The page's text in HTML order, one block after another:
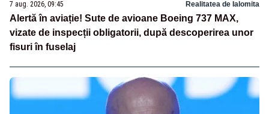
7 aug. 2026, 09:45 Realitatea de Ialomita
Alertă în aviație! Sute de avioane Boeing 737 MAX,
vizate de inspecții obligatorii, după descoperirea unor
fisuri în fuselaj